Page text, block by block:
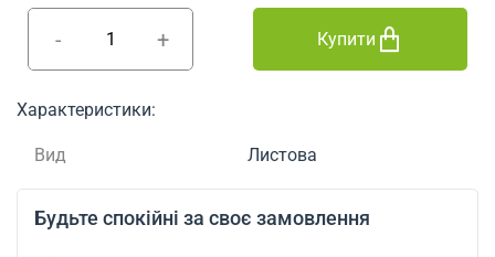
- + Купити
Характеристики:
Вид Листова
Будьте спокійні за своє замовлення